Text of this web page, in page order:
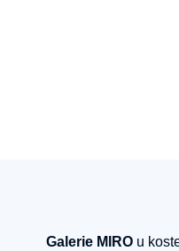
Galerie MIRO u